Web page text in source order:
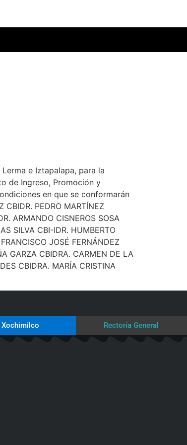
e Iztapalapa, para la
de Ingreso, Promoción y
en que se conformarán
PEDRO MARTÍNEZ
ARMANDO CISNEROS SOSA
SILVA CBI-IDR. HUMBERTO
JOSÉ FERNÁNDEZ
GARZA CBIDRA. CARMEN DE LA
CBIDRA. MARÍA CRISTINA
Xochimilco Rectoría General